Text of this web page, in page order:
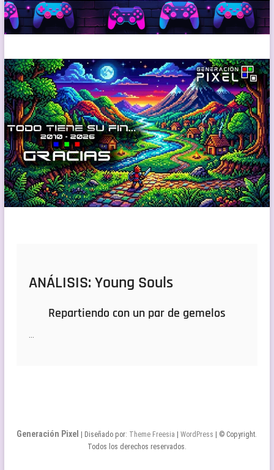
ANÁLISIS: Young Souls
Repartiendo con un par de gemelos
…
Generación Pixel | Diseñado por: Theme Freesia |WordPress
| © Copyright.
Todos los derechos reservados.